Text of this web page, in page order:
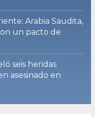
Arabia Saudita,
un pacto de
seis heridas
asesinado en